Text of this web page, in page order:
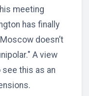
meeting
has finally
doesn’t
A view
see this as an